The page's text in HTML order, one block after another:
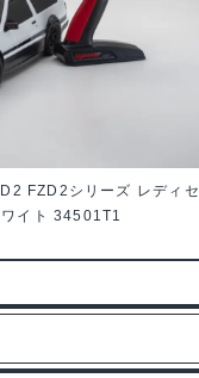
FZD2シリーズ レディ
イト 34501T1